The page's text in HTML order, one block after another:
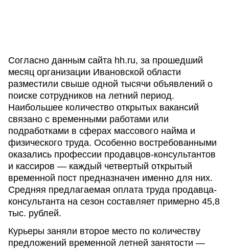
Согласно данным сайта hh.ru, за прошедший
месяц организации Ивановской области
разместили свыше одной тысячи объявлений о
поиске сотрудников на летний период.
Наибольшее количество открытых вакансий
связано с временными работами или
подработками в сферах массового найма и
физического труда. Особенно востребованными
оказались профессии продавцов-консультантов
и кассиров — каждый четвертый открытый
временной пост предназначен именно для них.
Средняя предлагаемая оплата труда продавца-
консультанта на сезон составляет примерно 45,8
тыс. рублей.
Курьеры заняли второе место по количеству
предложений временной летней занятости —